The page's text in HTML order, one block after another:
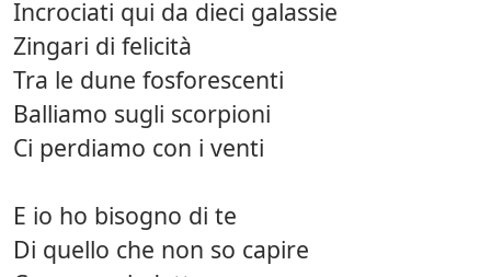
Incrociati qui da dieci galassie
Zingari di felicità
Tra le dune fosforescenti
Balliamo sugli scorpioni
Ci perdiamo con i venti
E io ho bisogno di te
Di quello che non so capire